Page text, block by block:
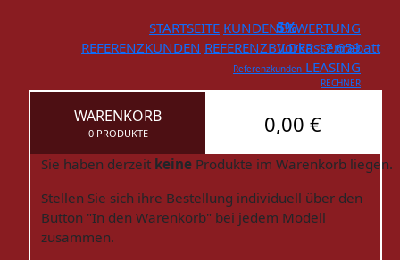
STARTSEITE KUNDENBEWERTUNG
REFERENZKUNDEN REFERENZBILDER 17.659
Referenzkunden LEASING
RECHNER
WARENKORB
0 PRODUKTE 0,00 €
Sie haben derzeit keine Produkte im Warenkorb liegen.
Stellen Sie sich ihre Bestellung individuell über den
Button "In den Warenkorb" bei jedem Modell
zusammen.
5%
Vorkassenrabatt